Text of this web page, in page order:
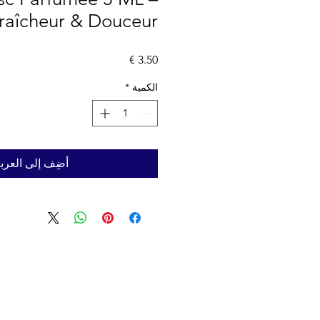
& Douceur
السعر
الكمية *
أضِف إلى